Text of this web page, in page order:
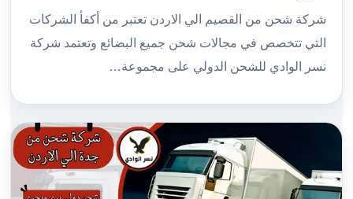
شركة شحن من القصيم الي الاردن تعتبر من أكفأ الشركات
التي تتخصص في مجالات شحن جميع البضائع وتعتمد شركة
نسر الوادي للشحن الدولي على مجموعة…